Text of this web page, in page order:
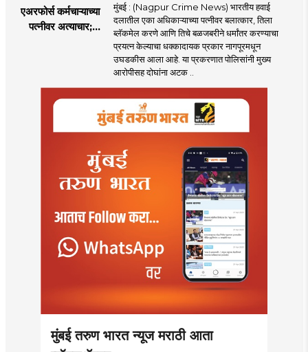
एअरफोर्स कर्मचाऱ्याच्या
पत्नीवर अत्याचार;
मुंबई : (Nagpur Crime News) भारतीय हवाई
दलातील एका अधिकाऱ्याच्या पत्नीवर बलात्कार, तिला
ब्लॅकमेल करणे आणि तिचे बळजबरीने धर्मांतर करण्याचा
प्रयत्न केल्याचा धक्कादायक प्रकार नागपूरमधून
उघडकीस आला आहे. या प्रकरणात पोलिसांनी मुख्य
आरोपीसह दोघांना अटक ..
मुंबई तरुण भारत न्यूज मराठी आता